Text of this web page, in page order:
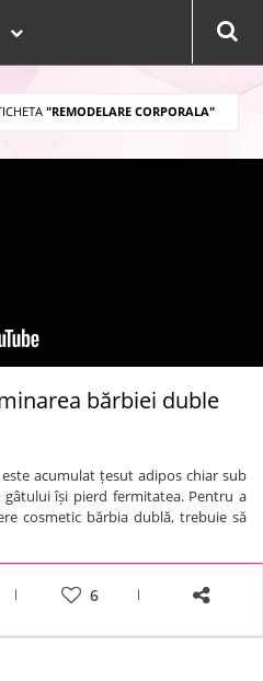
"REMODELARE CORPORALA"
bărbiei duble
acumulat țesut adipos chiar sub
își pierd fermitatea. Pentru a
cosmetic bărbia dublă, trebuie să
6